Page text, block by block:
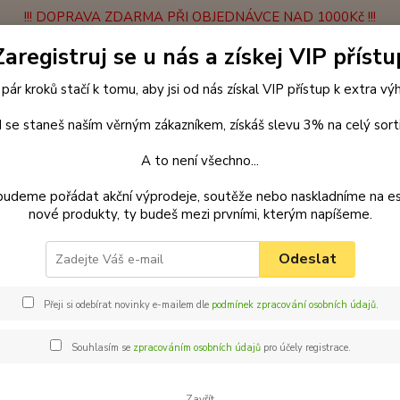
!!! DOPRAVA ZDARMA PŘI OBJEDNÁVCE NAD 1000Kč !!!
Vrácení zboží Obchodní podmínky Velkoobchodní spolupráce
Vodítko Flexi Classic M
Flexi Classic M 5m (max
jiné.
jste
si
se u nás a získej VIP
kroků stačí k tomu, aby jsi od nás získal VIP přístup k extra
se staneš naším věrným zákazníkem, získáš slevu 3% na celý
A to není všechno...
pořádat akční výprodeje, soutěže nebo naskladníme na
nové produkty, ty budeš mezi prvními, kterým napíšeme.
Odeslat
Přeji si odebírat novinky e-mailem dle podmínek zpracování osobních údajů.
Souhlasím se zpracováním osobních údajůpro účely registrace.